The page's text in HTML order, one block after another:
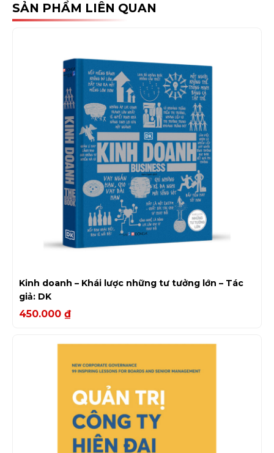
SẢN PHẨM LIÊN QUAN
Kinh doanh – Khái lược những tư tưởng lớn – Tác
giả: DK
450.000 ₫